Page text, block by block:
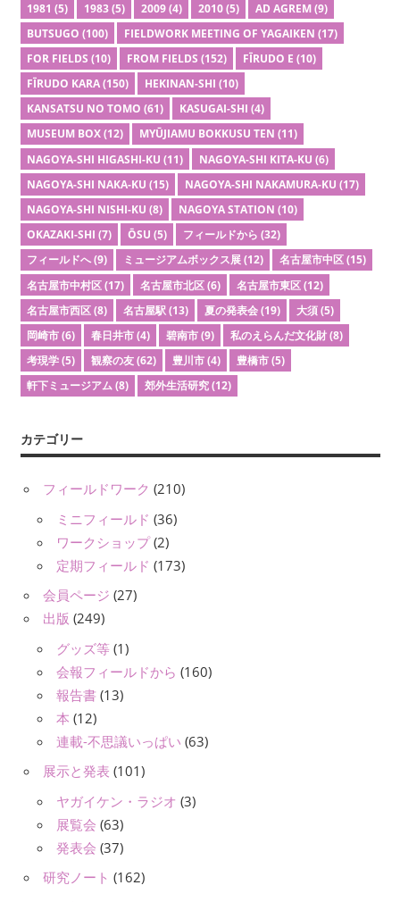
1981 (5) 1983(5) 2009(4) 2010(5) AD AGREM(9)
BUTSUGO (100) FIELDWORK MEETING OF YAGAIKEN (17)
FOR FIELDS (10) FROM FIELDS (152) FĪRUDO E (10)
FĪRUDO KARA(150) HEKINAN-SHI (10)
KANSATSU NO TOMO (61) KASUGAI-SHI (4)
MUSEUM BOX(12) MYŪJIAMU BOKKUSU TEN (11)
NAGOYA-SHI HIGASHI-KU (11) NAGOYA-SHI KITA-KU (6)
NAGOYA-SHI NAKA-KU (15) NAGOYA-SHI NAKAMURA-KU (17)
NAGOYA-SHI NISHI-KU (8) NAGOYA STATION (10)
OKAZAKI-SHI (7) ŌSU (5) フィールドから (32)
フィールドへ(9) ミュージアムボックス展(12) 名古屋市中区(15)
名古屋市中村区(17) 名古屋市北区(6) 名古屋市東区(12)
名古屋市西区(8) 名古屋駅(13) 夏の発表会(19) 大須(5)
岡崎市(6) 春日井市(4) 碧南市(9) 私のえらんだ文化財(8)
考現学(5) 観察の友(62) 豊川市(4) 豊橋市(5)
軒下ミュージアム(8) 郊外生活研究(12)
カテゴリー
フィールドワーク (210)
ミニフィールド (36)
ワークショップ(2)
定期フィールド (173)
会員ページ (27)
出版 (249)
グッズ等 (1)
会報フィールドから (160)
報告書 (13)
本 (12)
連載-不思議いっぱい (63)
展示と発表 (101)
ヤガイケン・ラジオ (3)
展覧会 (63)
発表会 (37)
研究ノート (162)